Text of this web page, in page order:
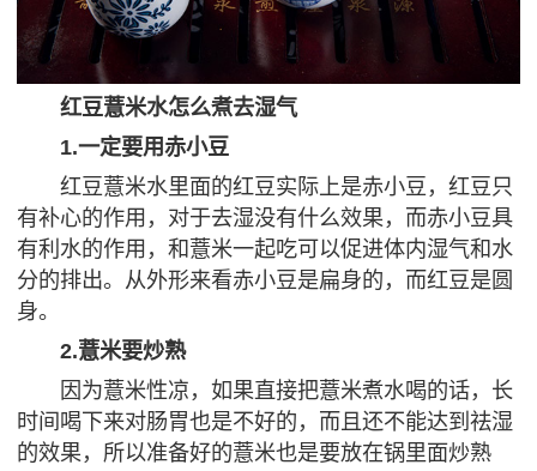
红豆薏米水怎么煮去湿气
1.一定要用赤小豆
红豆薏米水里面的红豆实际上是赤小豆，红豆只
有补心的作用，对于去湿没有什么效果，而赤小豆具
有利水的作用，和薏米一起吃可以促进体内湿气和水
分的排出。从外形来看赤小豆是扁身的，而红豆是圆
身。
2.薏米要炒熟
因为薏米性凉，如果直接把薏米煮水喝的话，长
时间喝下来对肠胃也是不好的，而且还不能达到祛湿
的效果，所以准备好的薏米也是要放在锅里面炒熟